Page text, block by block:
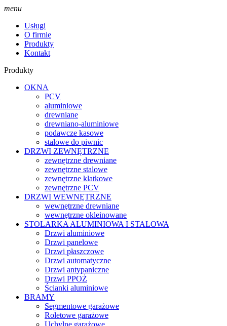
menu
Usługi
O firmie
Produkty
Kontakt
Produkty
OKNA
PCV
aluminiowe
drewniane
drewniano-aluminiowe
podawcze kasowe
stalowe do piwnic
DRZWI ZEWNĘTRZNE
zewnętrzne drewniane
zewnętrzne stalowe
zewnętrzne klatkowe
zewnętrzne PCV
DRZWI WEWNĘTRZNE
wewnętrzne drewniane
wewnętrzne okleinowane
STOLARKA ALUMINIOWA I STALOWA
Drzwi aluminiowe
Drzwi panelowe
Drzwi płaszczowe
Drzwi automatyczne
Drzwi antypaniczne
Drzwi PPOŻ
Ścianki aluminiowe
BRAMY
Segmentowe garażowe
Roletowe garażowe
Uchylne garażowe